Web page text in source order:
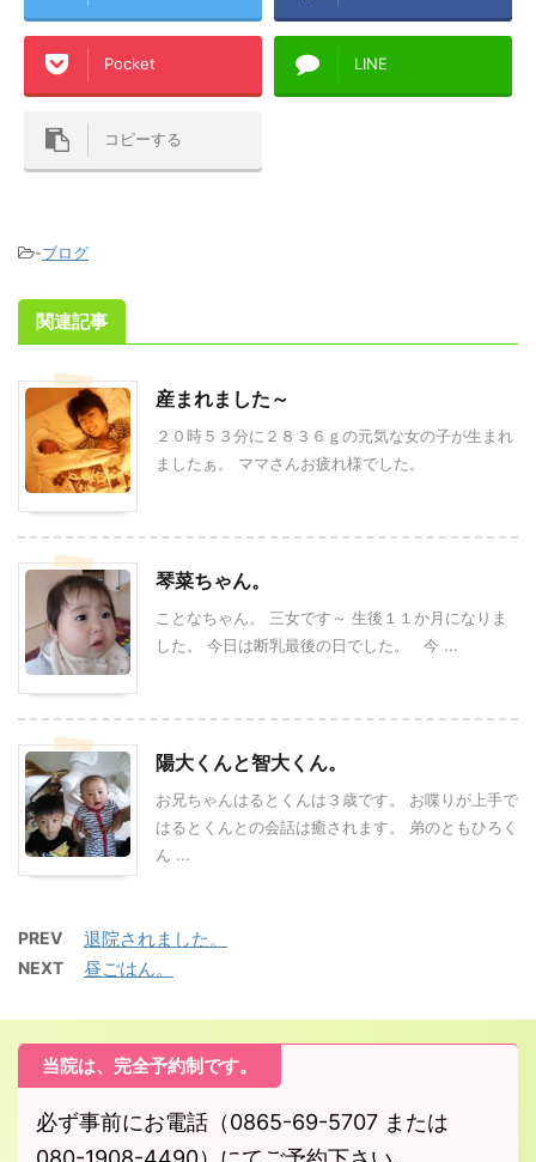
Pocket LINE
コピーする
-ブログ
関連記事
産まれました～
２０時５３分に２８３６ｇの元気な女の子が生まれ
ましたぁ。 ママさんお疲れ様でした。
琴菜ちゃん。
ことなちゃん。 三女です～ 生後１１か月になりま
した。 今日は断乳最後の日でした。 今 ...
陽大くんと智大くん。
お兄ちゃんはるとくんは３歳です。 お喋りが上手で
はるとくんとの会話は癒されます。 弟のともひろく
ん ...
PREV 退院されました。
NEXT 昼ごはん。
当院は、完全予約制です。
必ず事前にお電話（0865-69-5707 または